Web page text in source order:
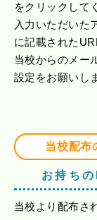
をクリックして
入力いただいた
に記載された
当校からのメー
設定をお願いし
当校配布
お持ち
当校より配布さ